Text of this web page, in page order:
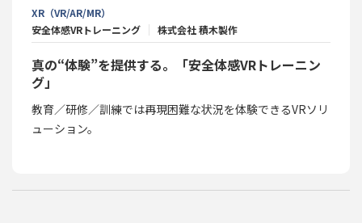
XR（VR/AR/MR）
安全体感VRトレーニング
株式会社 積木製作
真の“体験”を提供する。「安全体感VRトレーニン
グ」
教育／研修／訓練では再現困難な状況を体験できるVRソリ
ューション。